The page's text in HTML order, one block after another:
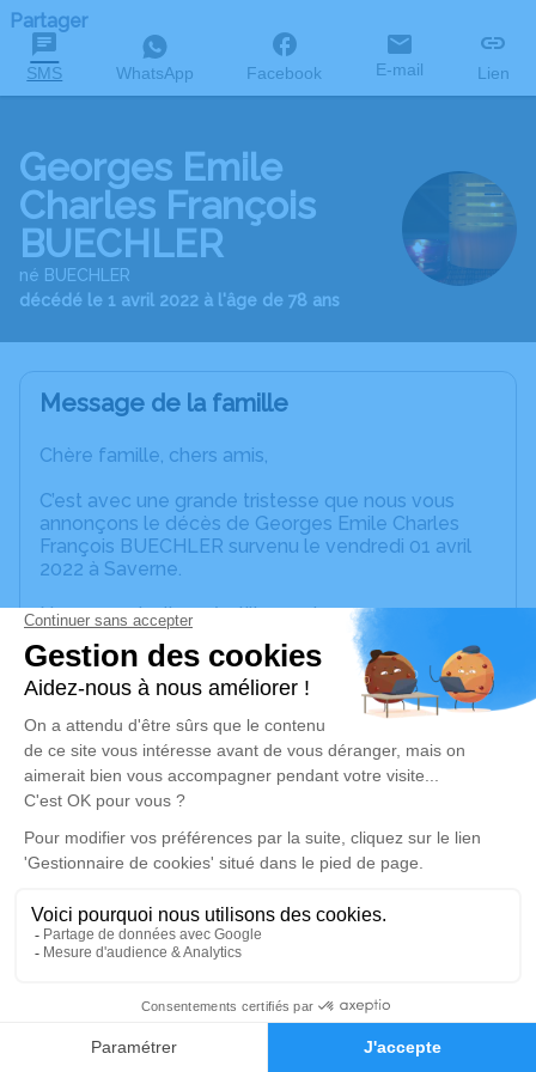
Faire-part Hommages
Partager
SMS WhatsApp Facebook E-mail Lien
Georges Emile
Charles François
BUECHLER
né BUECHLER
décédé le 1 avril 2022 à l'âge de 78 ans
Message de la famille
Chère famille, chers amis,
C’est avec une grande tristesse que nous vous
annonçons le décès de Georges Emile Charles
François BUECHLER survenu le vendredi 01 avril
2022 à Saverne.
Nous vous invitons à utiliser cet espace pour
laisser vos condoléances, partager des photos
souvenirs, une anecdote ou exprimer vos pensées
à travers des poèmes ou des textes. Cet endroit
est un lieu d'expression dédié à honorer la
mémoire de Georges Emile Charles François
BUECHLER.
Un service de plantation d’arbre hommage est
Cérémonie religieuse
Église Protestante de Molsheim
26, Rue des Vosges